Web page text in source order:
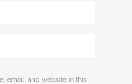
email, and website in this